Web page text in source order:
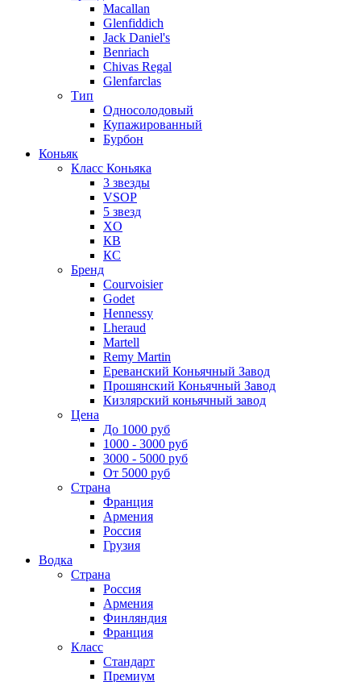
Macallan
Glenfiddich
Jack Daniel's
Benriach
Chivas Regal
Glenfarclas
Тип
Односолодовый
Купажированный
Бурбон
Коньяк
Класс Коньяка
3 звезды
VSOP
5 звезд
XO
КВ
КС
Бренд
Courvoisier
Godet
Hennessy
Lheraud
Martell
Remy Martin
Ереванский Коньячный Завод
Прошянский Коньячный Завод
Кизлярский коньячный завод
Цена
До 1000 руб
1000 - 3000 руб
3000 - 5000 руб
От 5000 руб
Страна
Франция
Армения
Россия
Грузия
Водка
Страна
Россия
Армения
Финляндия
Франция
Класс
Стандарт
Премиум